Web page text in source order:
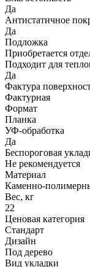
Да
Антистатичное
Да
Подложка
Приобретается
Подходит для
Да
Фактура
Фактурная
Формат
Планка
УФ-обработка
Да
Беспороговая
Не рекомендуется
Материал
Каменно-
Вес, кг
22
Ценовая категория
Стандарт
Дизайн
Под дерево
Вид укладки